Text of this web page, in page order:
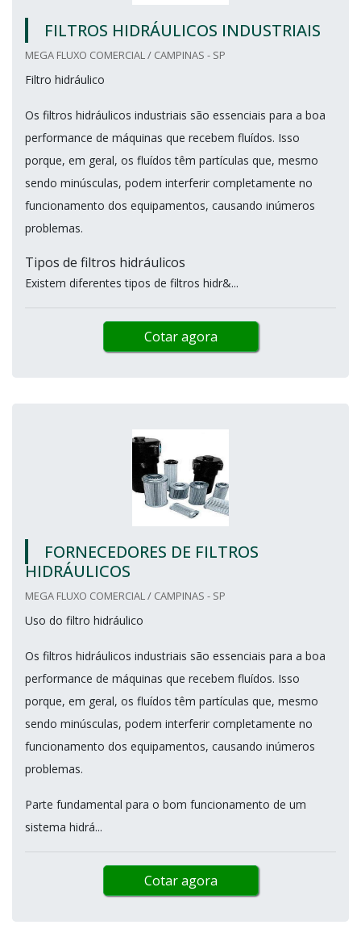
FILTROS HIDRÁULICOS INDUSTRIAIS
MEGA FLUXO COMERCIAL / CAMPINAS - SP
Filtro hidráulico
Os filtros hidráulicos industriais são essenciais para a boa
performance de máquinas que recebem fluídos. Isso
porque, em geral, os fluídos têm partículas que, mesmo
sendo minúsculas, podem interferir completamente no
funcionamento dos equipamentos, causando inúmeros
problemas.
Tipos de filtros hidráulicos
Existem diferentes tipos de filtros hidr&...
Cotar agora
FORNECEDORES DE FILTROS
HIDRÁULICOS
MEGA FLUXO COMERCIAL / CAMPINAS - SP
Uso do filtro hidráulico
Os filtros hidráulicos industriais são essenciais para a boa
performance de máquinas que recebem fluídos. Isso
porque, em geral, os fluídos têm partículas que, mesmo
sendo minúsculas, podem interferir completamente no
funcionamento dos equipamentos, causando inúmeros
problemas.
Parte fundamental para o bom funcionamento de um
sistema hidrá...
Cotar agora